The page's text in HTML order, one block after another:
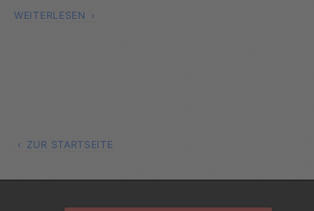
WEITERLESEN
ZUR STARTSEITE